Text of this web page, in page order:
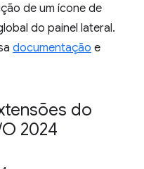
de um ícone de
do painel lateral.
documentação e
do
O 2024